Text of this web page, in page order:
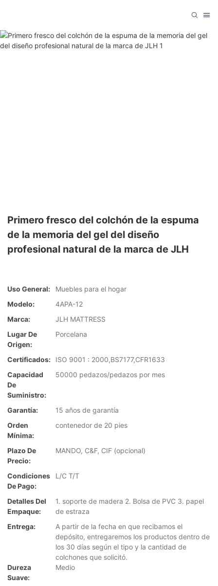
Primero fresco del colchón de la espuma
de la memoria del gel del diseño
profesional natural de la marca de JLH
Uso General:
Muebles para el hogar
Modelo:
4APA-12
Marca:
JLH MATTRESS
Lugar De
Origen:
Porcelana
Certificados:
ISO 9001 : 2000,BS7177,CFR1633
Capacidad
De
Suministro:
50000 pedazos/pedazos por mes
Garantía:
15 años de garantía
Orden
Mínima:
contenedor de 20 pies
Plazo De
Precio:
MANDO, C&F, CIF (opcional)
Condiciones
De Pago:
L/C T/T
Detalles Del
Empaque:
1. soporte de madera 2. Bolsa de PVC 3. papel
de estraza
Entrega:
A partir de la fecha en que recibamos el
depósito, entregaremos los productos dentro de
los 30 días según el tipo y la cantidad de
colchones que solicitó.
Dureza
Suave:
Medio